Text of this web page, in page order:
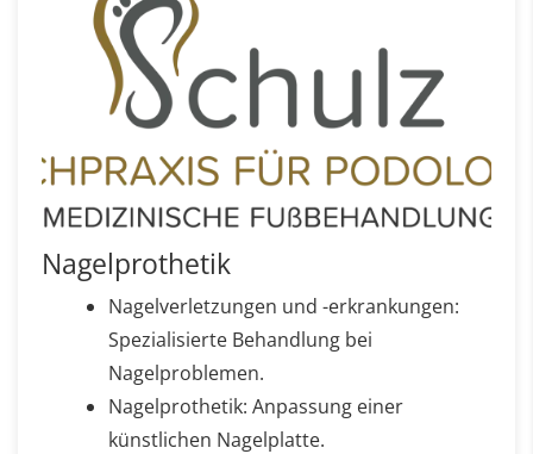
Nagelprothetik
Nagelverletzungen und -erkrankungen:
Spezialisierte Behandlung bei
Nagelproblemen.
Nagelprothetik: Anpassung einer
künstlichen Nagelplatte.